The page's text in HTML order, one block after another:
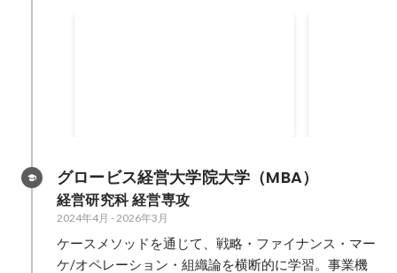
グロービス経営大学院大学（MBA）
経営研究科 経営専攻
2024年4月 -2026年3月
ケースメソッドを通じて、戦略・ファイナンス・マー
ケ/オペレーション・組織論を横断的に学習。事業機